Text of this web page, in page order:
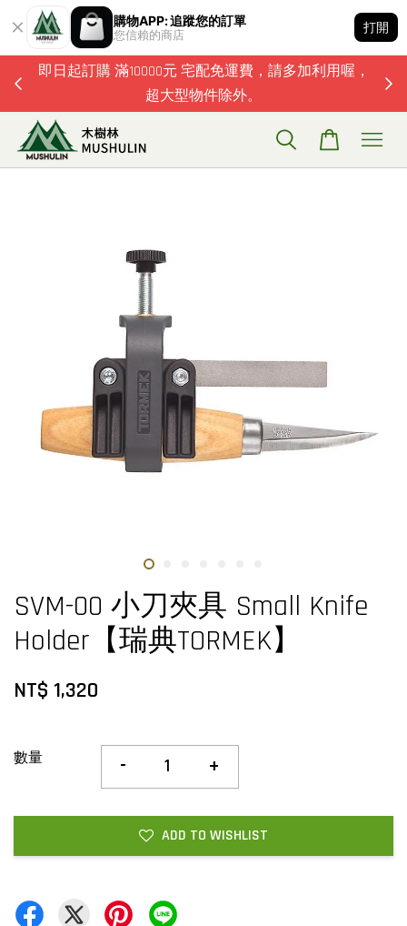
購物APP: 追蹤您的訂單
您信賴的商店
打開
即日起訂購 滿10000元 宅配免運費，請多加利用喔，
超大型物件除外。
SVM-00 小刀夾具 Small Knife
Holder【瑞典TORMEK】
NT$ 1,320
數量 - +
ADD TO WISHLIST